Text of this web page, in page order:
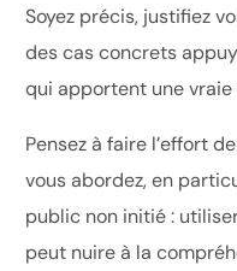
Soyez précis, justifiez
des cas concrets
qui apportent une
Pensez à faire l’effort
vous abordez, en
public non initié :
peut nuire à la